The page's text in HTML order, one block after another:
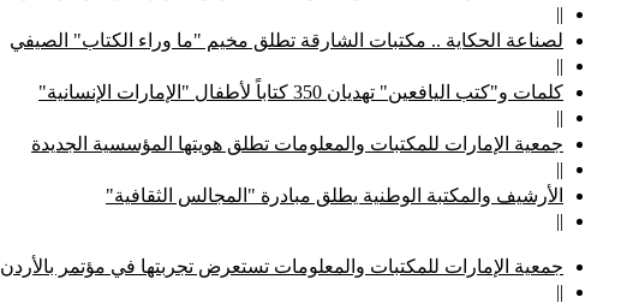
||
لصناعة الحكاية .. مكتبات الشارقة تطلق مخيم "ما وراء الكتاب" الصيفي
||
كلمات و"كتب اليافعين" تهديان 350 كتاباً لأطفال "الإمارات الإنسانية"
||
جمعية الإمارات للمكتبات والمعلومات تطلق هويتها المؤسسية الجديدة
||
الأرشيف والمكتبة الوطنية يطلق مبادرة "المجالس الثقافية"
||
جمعية الإمارات للمكتبات والمعلومات تستعرض تجربتها في مؤتمر بالأردن
||